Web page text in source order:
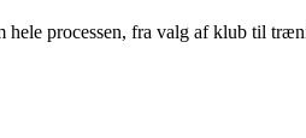
processen, fra valg af klub til